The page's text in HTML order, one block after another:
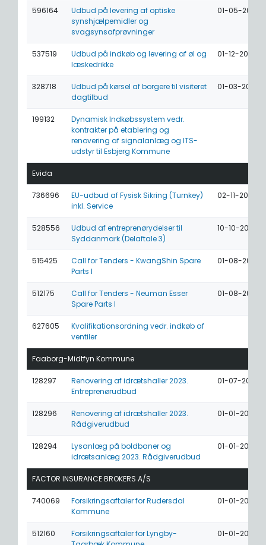
596164
Udbud på levering af optiske
synshjælpemidler og
svagsynsafprøvninger
01-05-2026
537519
Udbud på indkøb og levering af øl og
læskedrikke
01-12-2025
328718
Udbud på kørsel af borgere til visiteret
dagtilbud
01-03-2025
199132
Dynamisk Indkøbssystem vedr.
kontrakter på etablering og
renovering af signalanlæg og ITS-
udstyr til Esbjerg Kommune
Evida
736696
EU-udbud af Fysisk Sikring (Turnkey)
inkl. Service
02-11-2026
528556
Udbud af entreprenørydelser til
Syddanmark (Delaftale 3)
10-10-2025
515425
Call for Tenders - KwangShin Spare
Parts I
01-08-2025
512175
Call for Tenders - Neuman Esser
Spare Parts I
01-08-2025
627605
Kvalifikationsordning vedr. indkøb af
ventiler
Faaborg-Midtfyn Kommune
128297
Renovering af idrætshaller 2023.
Entreprenørudbud
01-07-2023
128296
Renovering af idrætshaller 2023.
Rådgiverudbud
01-01-2023
128294
Lysanlæg på boldbaner og
idrætsanlæg 2023. Rådgiverudbud
01-01-2023
FACTOR INSURANCE BROKERS A/S
740069
Forsikringsaftaler for Rudersdal
Kommune
01-01-2027
512160
Forsikringsaftaler for Lyngby-
01-01-2026